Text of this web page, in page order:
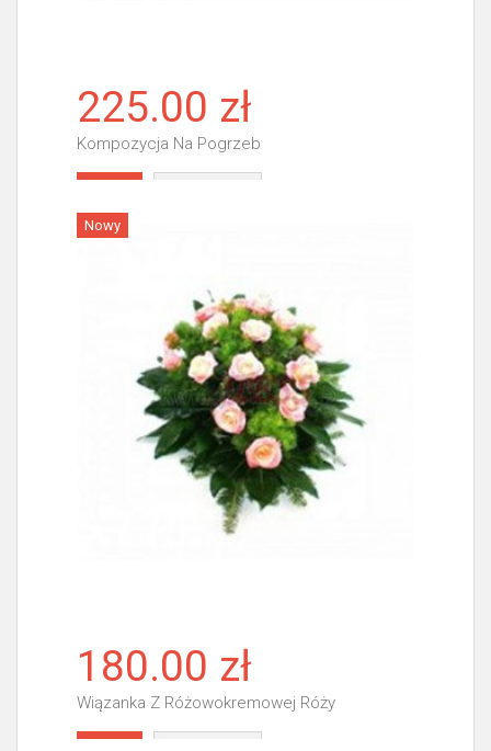
225.00 zł
Kompozycja Na Pogrzeb
Nowy
180.00 zł
Wiązanka Z Różowokremowej Róży